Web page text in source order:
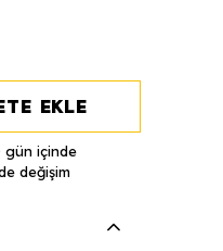
EKLE
gün içinde
değişim